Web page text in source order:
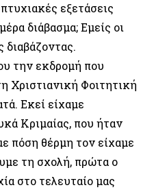
εξετάσεις
διάβασμα; Εμείς οι
διαβάζοντας.
την εκδρομή που
Χριστιανική Φοιτητική
Εκεί είχαμε
Κριμαίας, που ήταν
πόση θέρμη τον είχαμε
τη σχολή, πρώτα ο
στο τελευταίο μας